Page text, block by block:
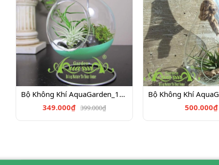
Bộ Không Khí AquaGarden_100
349.000₫ 399.000₫ 500.000₫